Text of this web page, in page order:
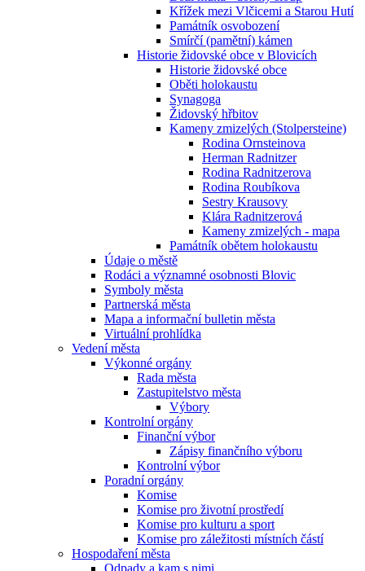
Křížek mezi Vlčicemi a Starou Hutí
Památník osvobození
Smírčí (pamětní) kámen
Historie židovské obce v Blovicích
Historie židovské obce
Oběti holokaustu
Synagoga
Židovský hřbitov
Kameny zmizelých (Stolpersteine)
Rodina Ornsteinova
Herman Radnitzer
Rodina Radnitzerova
Rodina Roubíkova
Sestry Krausovy
Klára Radnitzerová
Kameny zmizelých - mapa
Památník obětem holokaustu
Údaje o městě
Rodáci a významné osobnosti Blovic
Symboly města
Partnerská města
Mapa a informační bulletin města
Virtuální prohlídka
Vedení města
Výkonné orgány
Rada města
Zastupitelstvo města
Výbory
Kontrolní orgány
Finanční výbor
Zápisy finančního výboru
Kontrolní výbor
Poradní orgány
Komise
Komise pro životní prostředí
Komise pro kulturu a sport
Komise pro záležitosti místních částí
Hospodaření města
Odpady a kam s nimi